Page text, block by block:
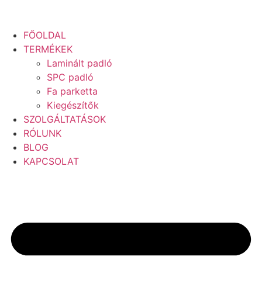
FŐOLDAL
TERMÉKEK
Laminált padló
SPC padló
Fa parketta
Kiegészítők
SZOLGÁLTATÁSOK
RÓLUNK
BLOG
KAPCSOLAT